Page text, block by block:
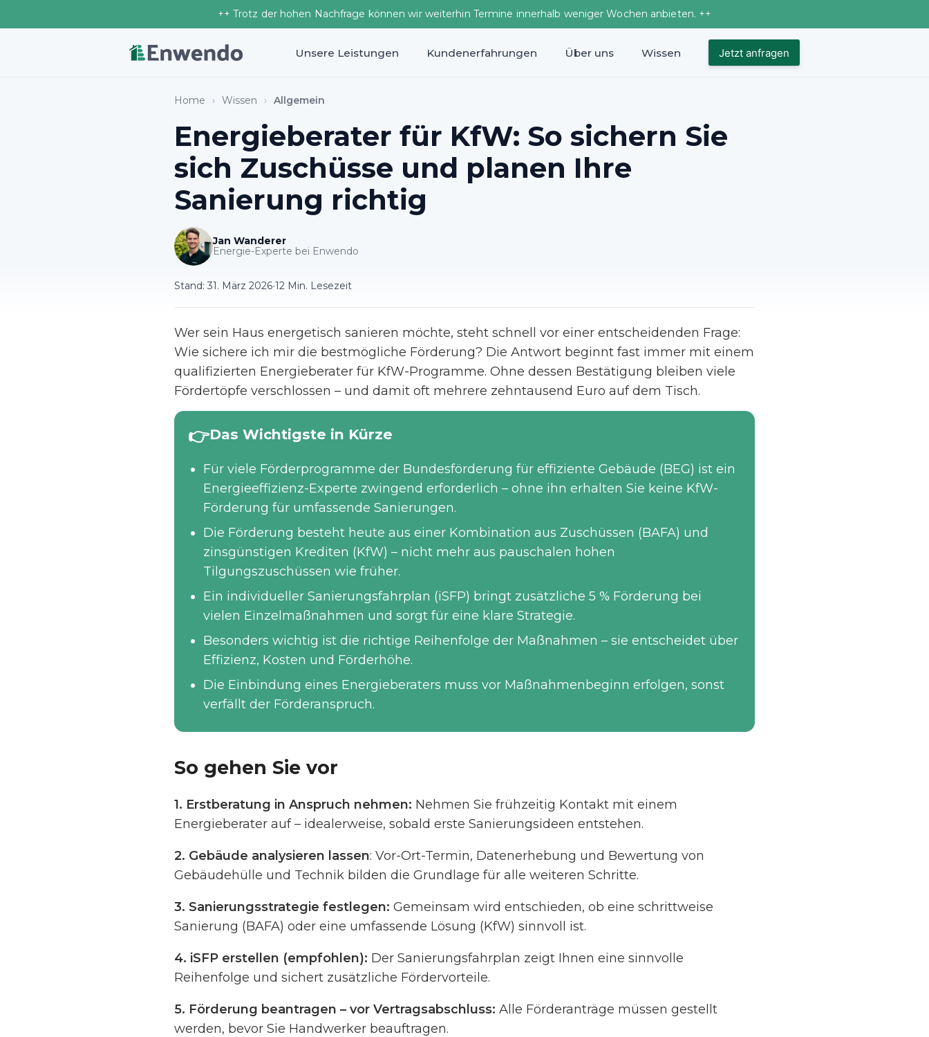
++ Trotz der hohen Nachfrage können wir weiterhin Termine innerhalb weniger Wochen anbieten. ++
Unsere Leistungen Kundenerfahrungen Über uns Wissen Jetzt anfragen
Home › Wissen › Allgemein
Energieberater für KfW: So sichern Sie
sich Zuschüsse und planen Ihre
Sanierung richtig
Jan Wanderer
Energie-Experte bei Enwendo
Stand: 31. März 2026•12 Min. Lesezeit
Wer sein Haus energetisch sanieren möchte, steht schnell vor einer entscheidenden Frage:
Wie sichere ich mir die bestmögliche Förderung? Die Antwort beginnt fast immer mit einem
qualifizierten Energieberater für KfW-Programme. Ohne dessen Bestätigung bleiben viele
Fördertöpfe verschlossen – und damit oft mehrere zehntausend Euro auf dem Tisch.
Das Wichtigste in Kürze
Für viele Förderprogramme der Bundesförderung für effiziente Gebäude (BEG) ist ein
Energieeffizienz-Experte zwingend erforderlich – ohne ihn erhalten Sie keine KfW-
Förderung für umfassende Sanierungen.
Die Förderung besteht heute aus einer Kombination aus Zuschüssen (BAFA) und
zinsgünstigen Krediten (KfW) – nicht mehr aus pauschalen hohen
Tilgungszuschüssen wie früher.
Ein individueller Sanierungsfahrplan (iSFP) bringt zusätzliche 5 % Förderung bei
vielen Einzelmaßnahmen und sorgt für eine klare Strategie.
Besonders wichtig ist die richtige Reihenfolge der Maßnahmen – sie entscheidet über
Effizienz, Kosten und Förderhöhe.
Die Einbindung eines Energieberaters muss vor Maßnahmenbeginn erfolgen, sonst
verfällt der Förderanspruch.
So gehen Sie vor
1. Erstberatung in Anspruch nehmen: Nehmen Sie frühzeitig Kontakt mit einem
Energieberater auf – idealerweise, sobald erste Sanierungsideen entstehen.
2. Gebäude analysieren lassen: Vor-Ort-Termin, Datenerhebung und Bewertung von
Gebäudehülle und Technik bilden die Grundlage für alle weiteren Schritte.
3. Sanierungsstrategie festlegen: Gemeinsam wird entschieden, ob eine schrittweise
Sanierung (BAFA) oder eine umfassende Lösung (KfW) sinnvoll ist.
4. iSFP erstellen (empfohlen): Der Sanierungsfahrplan zeigt Ihnen eine sinnvolle
Reihenfolge und sichert zusätzliche Fördervorteile.
5. Förderung beantragen – vor Vertragsabschluss: Alle Förderanträge müssen gestellt
werden, bevor Sie Handwerker beauftragen.